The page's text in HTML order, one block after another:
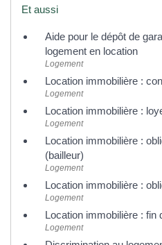
Et aussi
Aide pour le dépôt de
logement en location
Logement
Location immobilière :
Logement
Location immobilière :
Logement
Location immobilière :
(bailleur)
Logement
Location immobilière :
Logement
Location immobilière : fin
Logement